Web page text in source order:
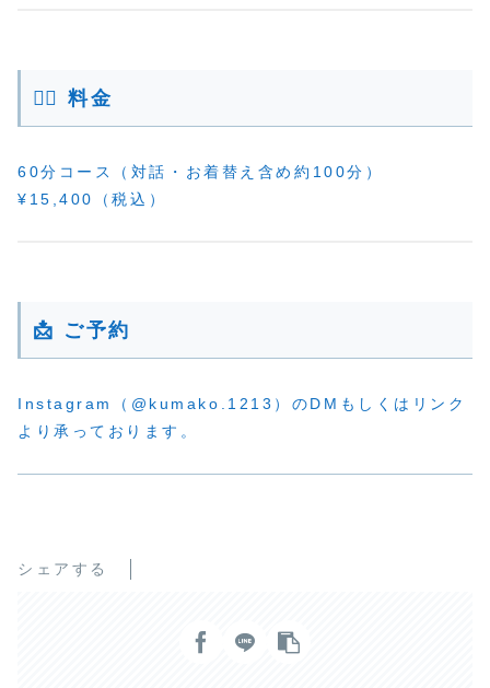
💆‍♀️ 料金
60分コース（対話・お着替え含め約100分）
¥15,400（税込）
📩 ご予約
Instagram（@kumako.1213）のDMもしくはリンク
より承っております。
シェアする